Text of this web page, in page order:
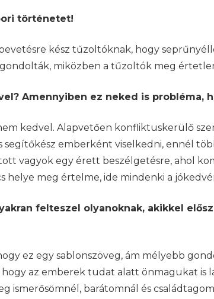
történetet!
kész tűzoltóknak, hogy
miközben a tűzoltók meg
Amennyiben ez neked is probléma,
kedvel. Alapvetően konfliktuskerülő
segítőkész emberként viselkedni, ennél
vagyok egy érett beszélgetésre, ahol
helye meg értelme, ide mindenki a
felteszel olyanoknak, akikkel
ez egy sablonszöveg, ám mélyebb
az emberek tudat alatt önmagukat is
ismerősömnél, barátomnál és